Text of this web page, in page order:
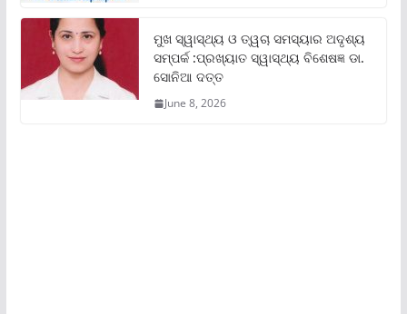
ମୁଖ ସ୍ୱାସ୍ଥ୍ୟ ଓ ତ୍ୱଚା ସମସ୍ୟାର ଅଦୃଶ୍ୟ
ସମ୍ପର୍କ :ପ୍ରଖ୍ୟାତ ସ୍ୱାସ୍ଥ୍ୟ ବିଶେଷଜ୍ଞ ଡା.
ସୋନିଆ ଦତ୍ତ
June 8, 2026